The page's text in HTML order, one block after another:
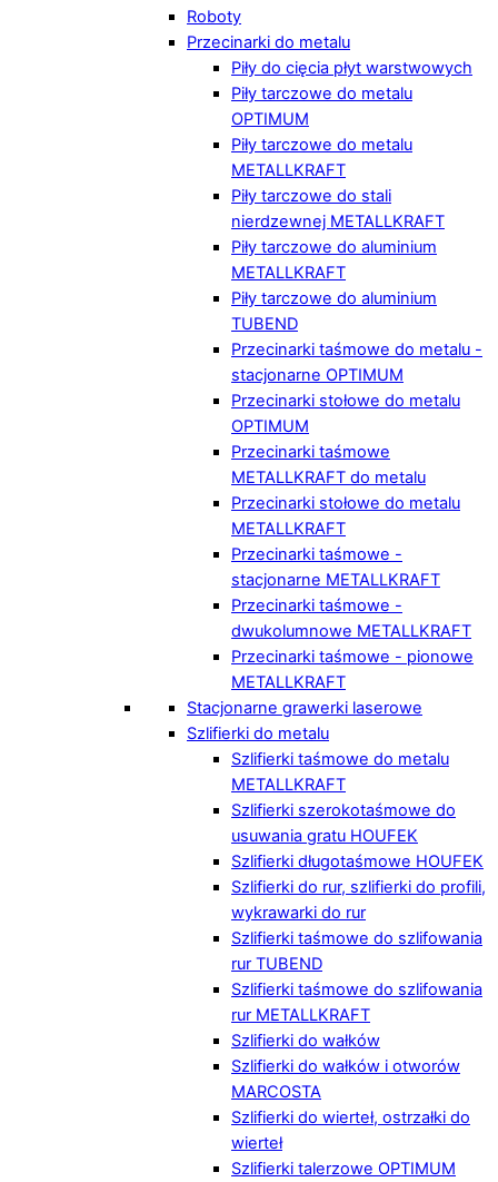
Roboty
Przecinarki do metalu
Piły do cięcia płyt warstwowych
Piły tarczowe do metalu
OPTIMUM
Piły tarczowe do metalu
METALLKRAFT
Piły tarczowe do stali
nierdzewnej METALLKRAFT
Piły tarczowe do aluminium
METALLKRAFT
Piły tarczowe do aluminium
TUBEND
Przecinarki taśmowe do metalu -
stacjonarne OPTIMUM
Przecinarki stołowe do metalu
OPTIMUM
Przecinarki taśmowe
METALLKRAFT do metalu
Przecinarki stołowe do metalu
METALLKRAFT
Przecinarki taśmowe -
stacjonarne METALLKRAFT
Przecinarki taśmowe -
dwukolumnowe METALLKRAFT
Przecinarki taśmowe - pionowe
METALLKRAFT
Stacjonarne grawerki laserowe
Szlifierki do metalu
Szlifierki taśmowe do metalu
METALLKRAFT
Szlifierki szerokotaśmowe do
usuwania gratu HOUFEK
Szlifierki długotaśmowe HOUFEK
Szlifierki do rur, szlifierki do profili,
wykrawarki do rur
Szlifierki taśmowe do szlifowania
rur TUBEND
Szlifierki taśmowe do szlifowania
rur METALLKRAFT
Szlifierki do wałków
Szlifierki do wałków i otworów
MARCOSTA
Szlifierki do wierteł, ostrzałki do
wierteł
Szlifierki talerzowe OPTIMUM